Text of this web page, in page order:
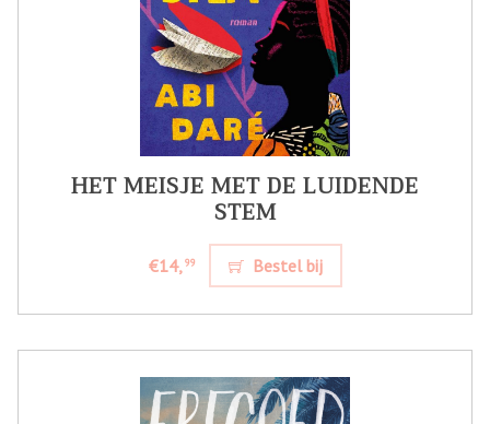
HET MEISJE MET DE LUIDENDE
STEM
€14,99 Bestel bij